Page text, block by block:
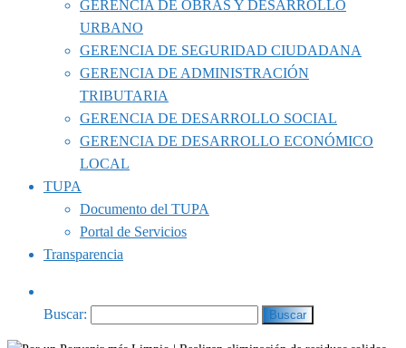
GERENCIA DE OBRAS Y DESARROLLO
URBANO
GERENCIA DE SEGURIDAD CIUDADANA
GERENCIA DE ADMINISTRACIÓN
TRIBUTARIA
GERENCIA DE DESARROLLO SOCIAL
GERENCIA DE DESARROLLO ECONÓMICO
LOCAL
TUPA
Documento del TUPA
Portal de Servicios
Transparencia
Buscar: